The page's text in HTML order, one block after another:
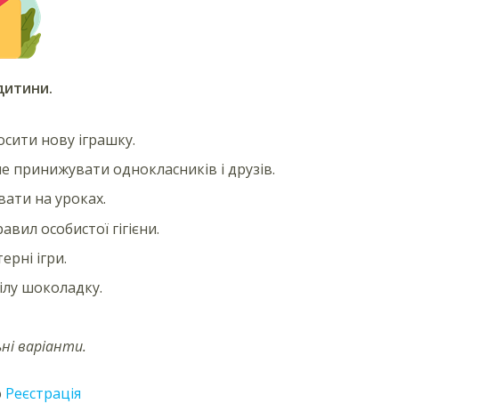
нову іграшку.
принижувати однокласників і друзів.
на уроках.
особистої гігієни.
ігри.
шоколадку.
варіанти.
Реєстрація